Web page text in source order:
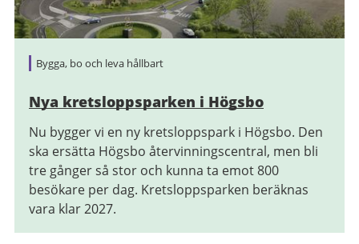
Bygga, bo och leva hållbart
Nya kretsloppsparken i Högsbo
Nu bygger vi en ny kretsloppspark i Högsbo. Den
ska ersätta Högsbo återvinningscentral, men bli
tre gånger så stor och kunna ta emot 800
besökare per dag. Kretsloppsparken beräknas
vara klar 2027.